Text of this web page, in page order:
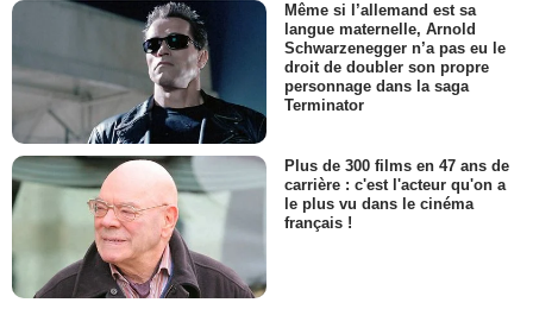
Même si l’allemand est sa
langue maternelle, Arnold
Schwarzenegger n’a pas eu le
droit de doubler son propre
personnage dans la saga
Terminator
Plus de 300 films en 47 ans de
carrière : c'est l'acteur qu'on a
le plus vu dans le cinéma
français !